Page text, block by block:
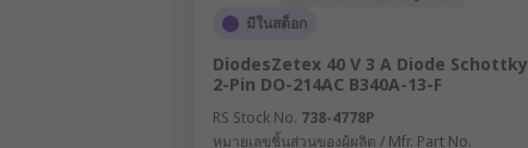
มีในสต็อก
DiodesZetex 40 V 3 A Diode Schottky
2-Pin DO-214AC B340A-13-F
RS Stock No. 738-4778P
หมายเลขชิ้นส่วนของผู้ผลิต / Mfr. Part No.